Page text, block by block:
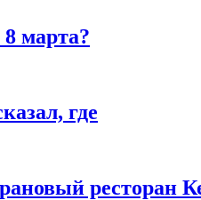
марта?
где
ресторан